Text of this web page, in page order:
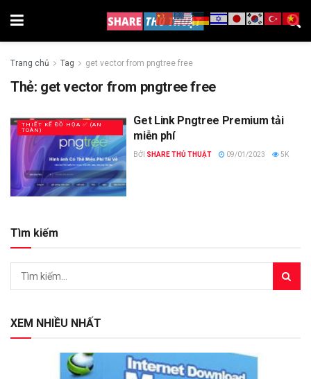
Trang chủ Tag get vector from pngtree free
Thẻ: get vector from pngtree free
THIẾT KẾ ĐỒ HỌA ✅ (AN
TOÀN)
Get Link Pngtree Premium tải
miễn phí
BỞI SHARE THỦ THUẬT 09/01/2023 5K
Tìm kiếm
XEM NHIỀU NHẤT